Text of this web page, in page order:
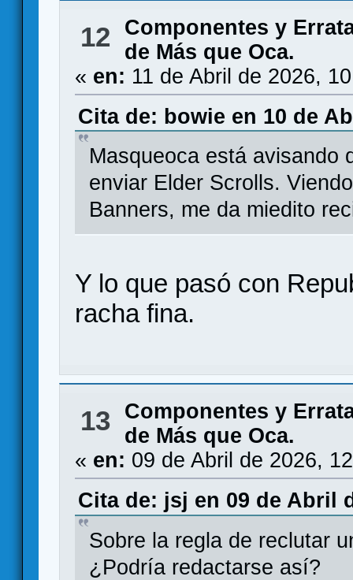
12
Componentes y
de Más que Oca.
« en: 11 de Abril de 2026,
Cita de: bowie en 10 de
Masqueoca está avisando
enviar Elder Scrolls.
Banners, me da miedito
Y lo que pasó con
racha fina.
13
Componentes y
de Más que Oca.
« en: 09 de Abril de 2026,
Cita de: jsj en 09 de Abril
Sobre la regla de reclutar
¿Podría redactarse así?